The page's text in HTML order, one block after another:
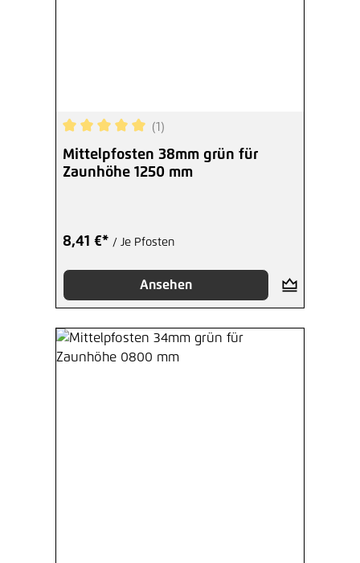
Durchschnittliche Bewertung von 5 von 5
(1)
Mittelpfosten 38mm grün für
Zaunhöhe 1250 mm
8,41 €* / Je Pfosten
Ansehen